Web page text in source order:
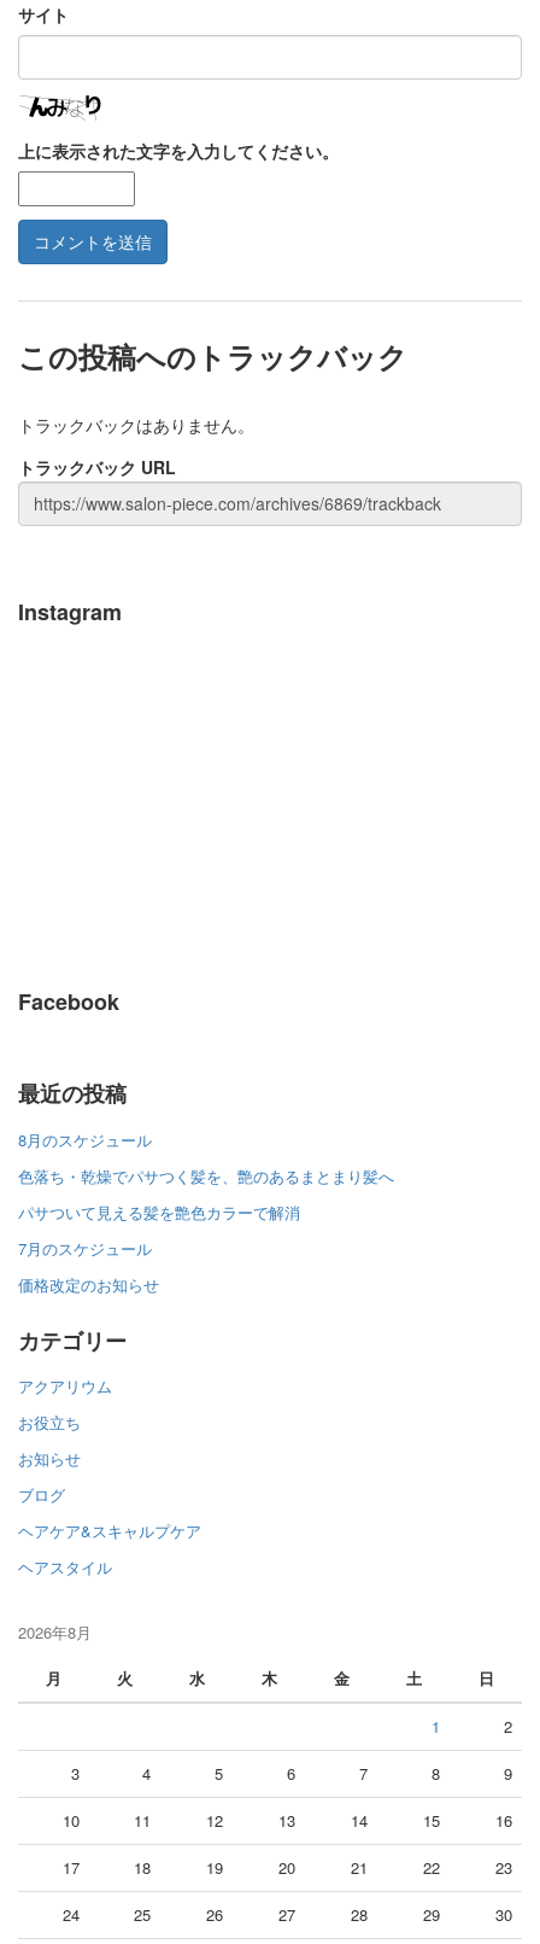
サイト
上に表示された文字を入力してください。
この投稿へのトラックバック
トラックバックはありません。
トラックバック URL
Instagram
Facebook
最近の投稿
8月のスケジュール
色落ち・乾燥でパサつく髪を、艶のあるまとまり髪へ
パサついて見える髪を艶色カラーで解消
7月のスケジュール
価格改定のお知らせ
カテゴリー
アクアリウム
お役立ち
お知らせ
ブログ
ヘアケア&スキャルプケア
ヘアスタイル
2026年8月
月
火 水 木 金 土 日
1 2
3 4 5 6 7 8 9
10 11 12 13 14 15 16
17 18 19 20 21 22 23
24 25 26 27 28 29 30